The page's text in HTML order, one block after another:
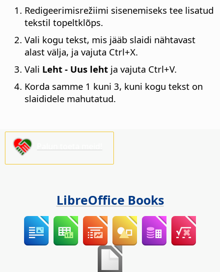
Redigeerimisrežiimi sisenemiseks tee lisatud
tekstil topeltklõps.
Vali kogu tekst, mis jääb slaidi nähtavast
alast välja, ja vajuta Ctrl+X.
Vali Leht - Uus leht ja vajuta Ctrl+V.
Korda samme 1 kuni 3, kuni kogu tekst on
slaididele mahutatud.
LibreOffice Books